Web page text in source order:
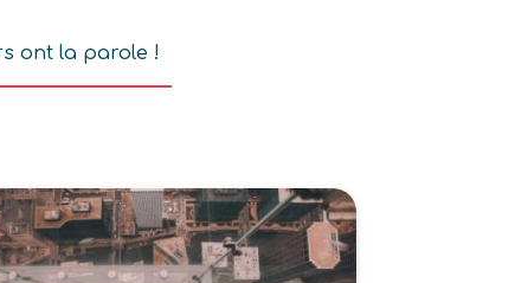
ont la parole !